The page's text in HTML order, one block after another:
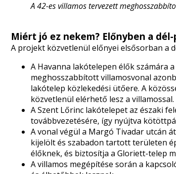
A 42-es villamos tervezett
Miért jó ez nekem? Előnyben a
A projekt közvetlenül előnyei elsősorban a
A Havanna lakótelepen élők számára
meghosszabbított villamosvonal
lakótelep közlekedési ütőere. A
közvetlenül elérhető lesz a villamossal.
A Szent Lőrinc lakótelepet az északi
továbbvezetésére, így nyújtva
A vonal végül a Margó Tivadar utcán
kijelölt és szabadon tartott területen
élőknek, és biztosítja a Gloriett-telep
A villamos megépítése során a